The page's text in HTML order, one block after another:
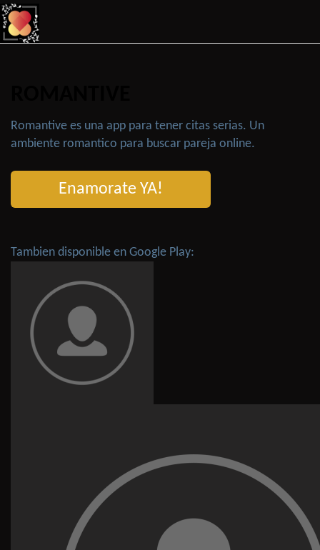
Romantive es una app para tener citas serias. Un
ambiente romantico para buscar pareja online.
Enamorate YA!
Tambien disponible en Google Play: